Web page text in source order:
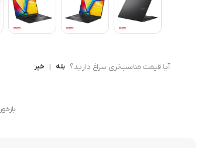
آیا قیمت مناسب‌تری سراغ دارید؟ بله | خیر